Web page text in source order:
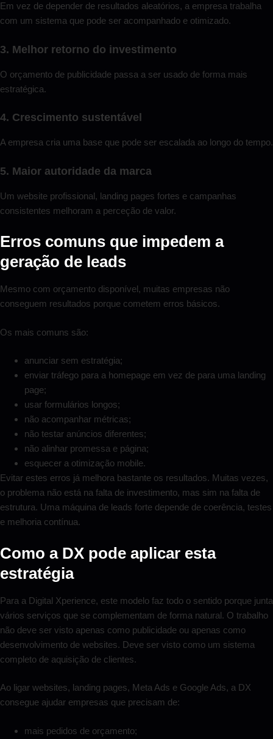
Em vez de depender de resultados aleatórios, a empresa trabalha
com um sistema que pode ser acompanhado e otimizado.
3. Melhor retorno do investimento
O orçamento de publicidade passa a ser usado de forma mais
estratégica.
4. Crescimento sustentável
A empresa cria uma base que pode ser escalada ao longo do tempo.
5. Maior autoridade da marca
Um website profissional, landing pages fortes e campanhas
consistentes melhoram a perceção de valor.
Erros comuns que impedem a
geração de leads
Mesmo com orçamento disponível, muitas empresas não
conseguem resultados porque cometem erros básicos.
Os mais comuns são:
anunciar sem estratégia;
enviar tráfego para a homepage em vez de para uma landing
page;
usar formulários longos;
não acompanhar métricas;
não testar anúncios diferentes;
não alinhar promessa e página;
esquecer a otimização mobile.
Evitar estes erros já melhora bastante os resultados. Muitas vezes,
o problema não está na falta de investimento, mas sim na falta de
estrutura. Uma máquina de leads forte depende de coerência, testes
e melhoria contínua.
Como a DX pode aplicar esta
estratégia
Para a Digital Xperience, este modelo faz todo o sentido porque junta
vários serviços que se complementam de forma natural. O trabalho
não deve ser visto apenas como publicidade ou apenas como
desenvolvimento de websites. Deve ser visto como um sistema
completo de aquisição de clientes.
Ao ligar websites, landing pages, Meta Ads e Google Ads, a DX
consegue ajudar empresas que precisam de:
mais pedidos de orçamento;